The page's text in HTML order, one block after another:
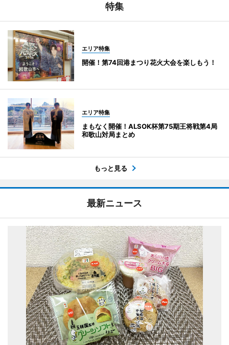
特集
エリア特集
開催！第74回港まつり花火大会を楽しもう！
エリア特集
まもなく開催！ALSOK杯第75期王将戦第4局
和歌山対局まとめ
もっと見る
最新ニュース